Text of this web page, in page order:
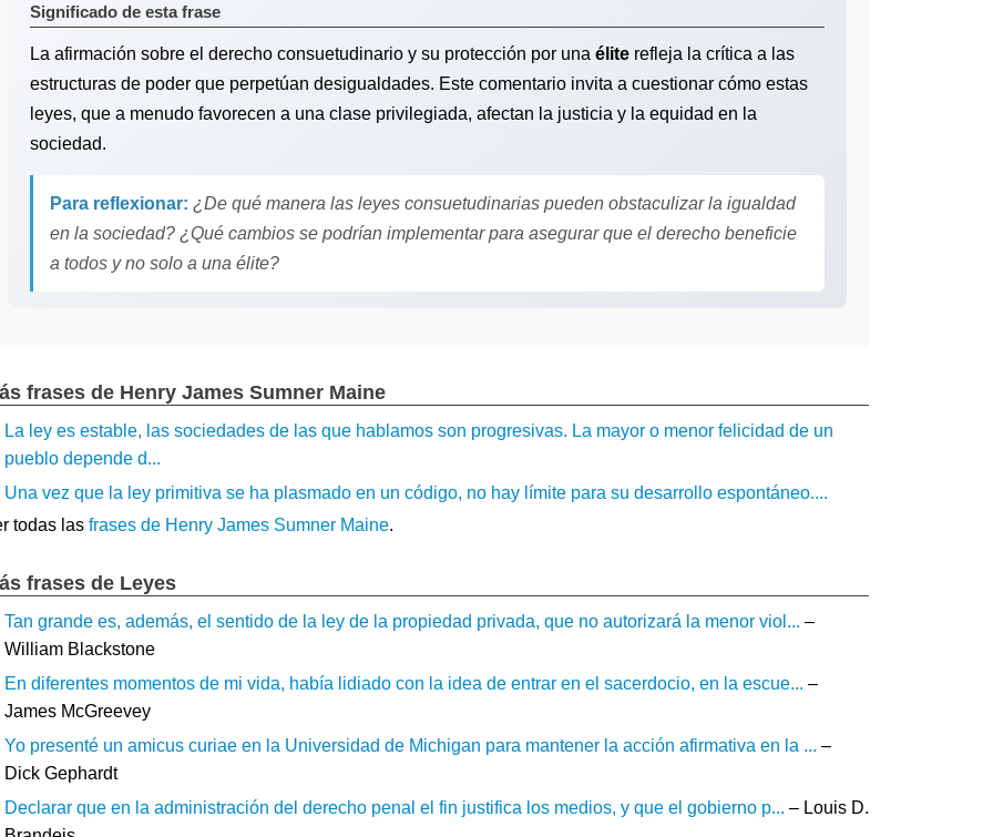
Significado de esta frase
La afirmación sobre el derecho consuetudinario y su protección por una élite refleja la crítica a las
estructuras de poder que perpetúan desigualdades. Este comentario invita a cuestionar cómo estas
leyes, que a menudo favorecen a una clase privilegiada, afectan la justicia y la equidad en la
sociedad.
Para reflexionar: ¿De qué manera las leyes consuetudinarias pueden obstaculizar la igualdad
en la sociedad? ¿Qué cambios se podrían implementar para asegurar que el derecho beneficie
a todos y no solo a una élite?
frases de Henry James Sumner Maine
La ley es estable, las sociedades de las que hablamos son progresivas. La mayor o menor felicidad de un
pueblo depende d...
Una vez que la ley primitiva se ha plasmado en un código, no hay límite para su desarrollo espontáneo....
todas las frases de Henry James Sumner Maine.
frases de Leyes
Tan grande es, además, el sentido de la ley de la propiedad privada, que no autorizará la menor viol... –
William Blackstone
En diferentes momentos de mi vida, había lidiado con la idea de entrar en el sacerdocio, en la escue... –
James McGreevey
Yo presenté un amicus curiae en la Universidad de Michigan para mantener la acción afirmativa en la ... –
Dick Gephardt
Declarar que en la administración del derecho penal el fin justifica los medios, y que el gobierno p... – Louis D.